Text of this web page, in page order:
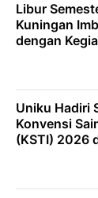
Libur
Kuningan
dengan
Uniku Hadiri
Konvensi
(KSTI) 2026